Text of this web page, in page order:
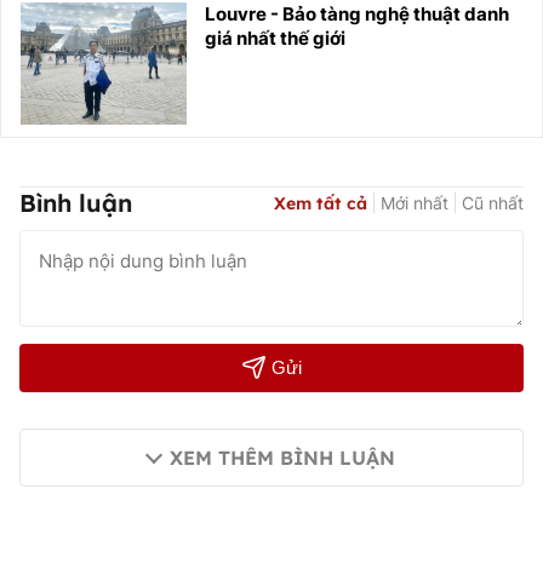
Louvre - Bảo tàng nghệ thuật danh
giá nhất thế giới
Bình luận Xem tất cả Mới nhất Cũ nhất
Gửi
XEM THÊM BÌNH LUẬN